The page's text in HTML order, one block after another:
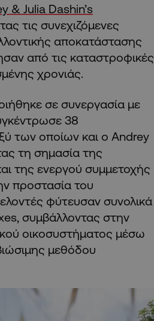
& Julia Dashin’s
τις συνεχιζόμενες
αποκατάστασης
από τις καταστροφικές
χρονιάς.
σε συνεργασία με
38
των οποίων και ο Andrey
τη σημασία της
της ενεργού συμμετοχής
προστασία του
φύτευσαν συνολικά
συμβάλλοντας στην
οικοσυστήματος μέσω
μεθόδου